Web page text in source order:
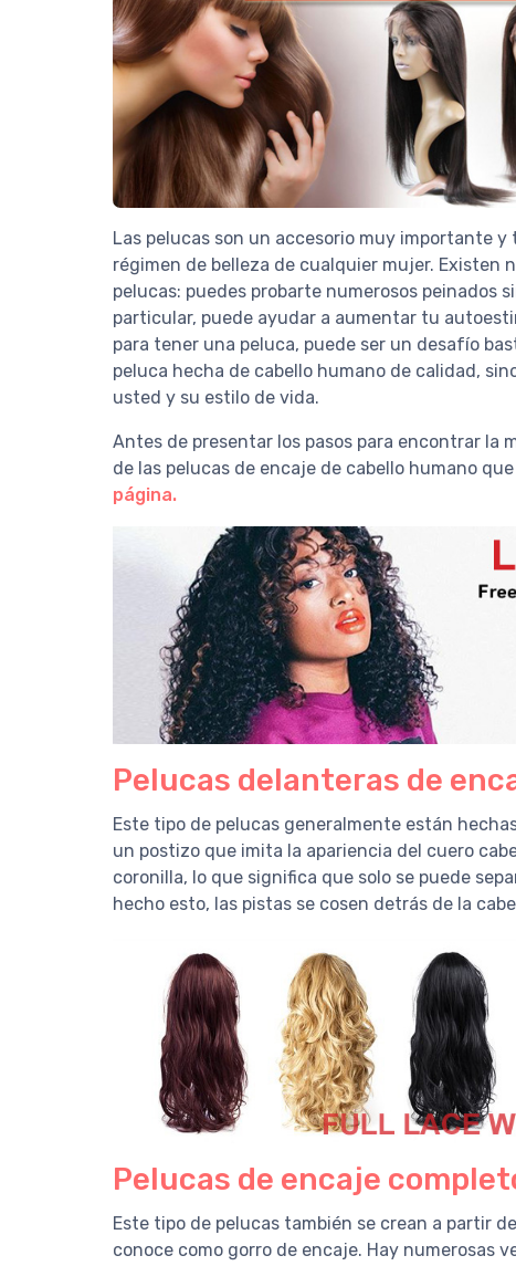
Las pelucas son un accesorio muy importante
régimen de belleza de cualquier mujer. Existen
pelucas: puedes probarte numerosos peinados
particular, puede ayudar a aumentar tu
para tener una peluca, puede ser un desafío
peluca hecha de cabello humano de calidad,
usted y su estilo de vida.
Antes de presentar los pasos para encontrar la
de las pelucas de encaje de cabello humano
página.
Pelucas delanteras de
Este tipo de pelucas generalmente están
un postizo que imita la apariencia del cuero
coronilla, lo que significa que solo se puede
hecho esto, las pistas se cosen detrás de la
Pelucas de encaje
Este tipo de pelucas también se crean a partir
conoce como gorro de encaje. Hay numerosas